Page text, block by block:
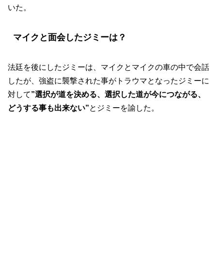
いた。
マイクと面会したジミーは？
法廷を後にしたジミーは、マイクとマイクの車の中で会話
したが、強盗に襲撃された事がトラウマとなったジミーに
対して”選択が道を決める、選択した道が今につながる、
どうする事も出来ない”とジミーを諭した。